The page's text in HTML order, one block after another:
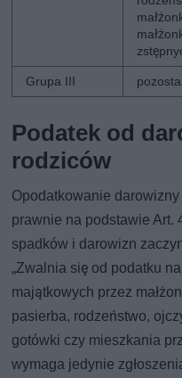
Grupa III
Podatek od
rodziców
Opodatkowanie
prawnie na podstawie Art.
spadków i darowizn
„Zwalnia się od podatku
majątkowych przez
pasierba, rodzeństwo,
gotówki czy mieszkania
wymaga jedynie